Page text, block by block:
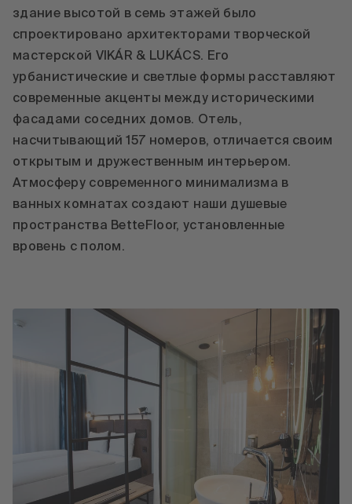
здание высотой в семь этажей было
спроектировано архитекторами творческой
мастерской VIKÁR & LUKÁCS. Его
урбанистические и светлые формы расставляют
современные акценты между историческими
фасадами соседних домов. Отель,
насчитывающий 157 номеров, отличается своим
открытым и дружественным интерьером.
Атмосферу современного минимализма в
ванных комнатах создают наши душевые
пространства BetteFloor, установленные
вровень с полом.